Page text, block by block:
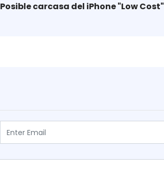
Posible carcasa del iPhone "Low Cost"